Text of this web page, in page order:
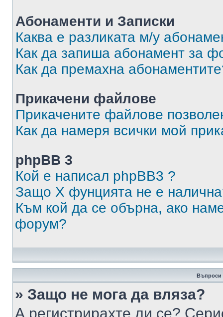
Абонаменти и Записки
Каква е разликата м/у
Как да запиша абонамент за
Как да премахна
Прикачени файлове
Прикачените файлове
Как да намеря всички мой
phpBB 3
Кой е написал phpBB3 ?
Защо X фунцията не е
Към кой да се обърна, ако
форум?
Въпроси
» Защо не мога да вляза?
А регистрирахте ли се?